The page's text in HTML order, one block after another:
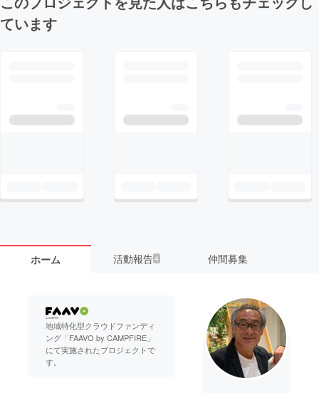
ています
ホーム 活動報告4 仲間募集
地域特化型クラウドファンディ
ング「FAAVO by CAMPFIRE」
にて実施されたプロジェクトで
す。